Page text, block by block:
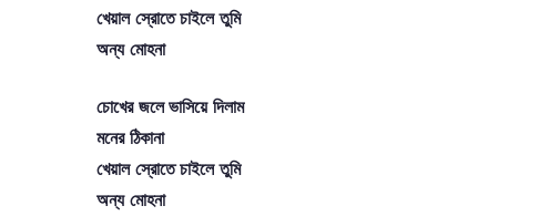
খেয়াল স্রোতে চাইলে তুমি
অন্য মোহনা
চোখের জলে ভাসিয়ে দিলাম
মনের ঠিকানা
খেয়াল স্রোতে চাইলে তুমি
অন্য মোহনা